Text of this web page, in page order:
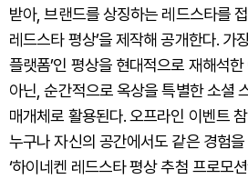
받아, 브랜드를 상징하는 레드스타를
레드스타 평상’을 제작해 공개한다. 가
플랫폼’인 평상을 현대적으로 재해석
아닌, 순간적으로 옥상을 특별한 소셜
매개체로 활용된다. 오프라인 이벤트
누구나 자신의 공간에서도 같은 경험
‘하이네켄 레드스타 평상 추첨 프로모